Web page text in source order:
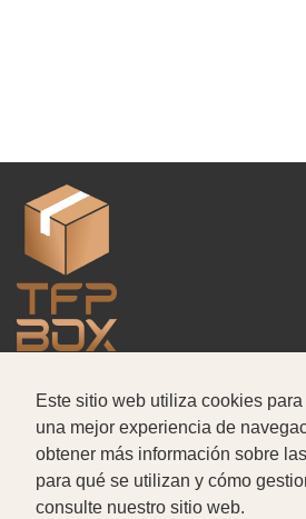
Este sitio web utiliza cookies
una mejor experiencia de
obtener más información sobre
para qué se utilizan y cómo
consulte nuestro sitio web.
Nosotros Productos Portafolio
CONTACTE CON NOSOTROS
Pataias-Gare